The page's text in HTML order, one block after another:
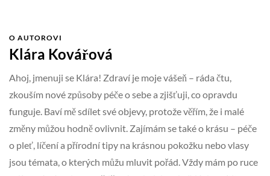
O AUTOROVI
Klára Kovářová
Ahoj, jmenuji se Klára! Zdraví je moje vášeň – ráda čtu,
zkouším nové způsoby péče o sebe a zjišťuji, co opravdu
funguje. Baví mě sdílet své objevy, protože věřím, že i malé
změny můžou hodně ovlivnit. Zajímám se také o krásu – péče
o pleť, líčení a přírodní tipy na krásnou pokožku nebo vlasy
jsou témata, o kterých můžu mluvit pořád. Vždy mám po ruce